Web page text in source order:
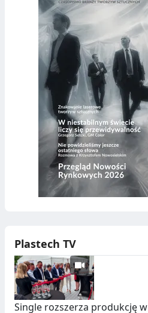
Plastech TV
Single rozszerza produkcję w